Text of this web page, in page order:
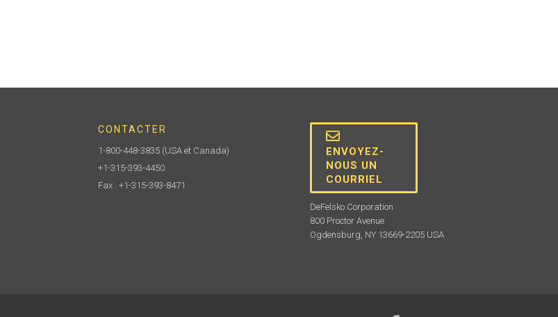
CONTACTER
1-800-448-3835 (USA et Canada)
+1-315-393-4450
Fax : +1-315-393-8471
ENVOYEZ-
NOUS UN
COURRIEL
DeFelsko Corporation
800 Proctor Avenue
Ogdensburg, NY 13669-2205 USA